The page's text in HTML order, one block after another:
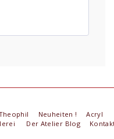
Neuheiten !
Acryl
Der Atelier Blog